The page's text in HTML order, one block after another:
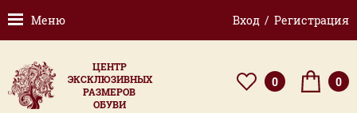
Меню Вход / Регистрация
ЦЕНТР
ЭКСКЛЮЗИВНЫХ
РАЗМЕРОВ
ОБУВИ
0 0